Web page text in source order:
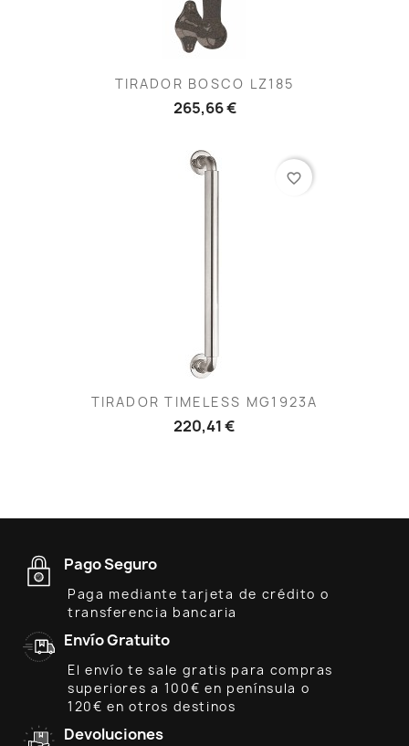
TIRADOR BOSCO LZ185
265,66 €
TIRADOR TIMELESS MG1923A
220,41 €
favorite_border
Pago Seguro
Paga mediante tarjeta de crédito o
transferencia bancaria
Envío Gratuito
El envío te sale gratis para compras
superiores a 100€ en península o
120€ en otros destinos
Devoluciones